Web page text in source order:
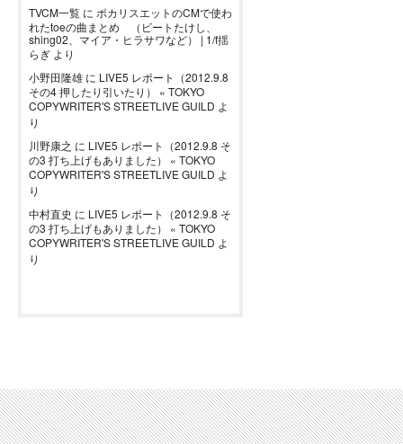
TVCM一覧 に ポカリスエットのCMで使わ
れたtoeの曲まとめ （ビートたけし、
shing02、マイア・ヒラサワなど） | 1/f揺
らぎ より
小野田隆雄 に LIVE5 レポート（2012.9.8
その4 押したり引いたり） « TOKYO
COPYWRITER'S STREETLIVE GUILD よ
り
川野康之 に LIVE5 レポート（2012.9.8 そ
の3 打ち上げもありました） « TOKYO
COPYWRITER'S STREETLIVE GUILD よ
り
中村直史 に LIVE5 レポート（2012.9.8 そ
の3 打ち上げもありました） « TOKYO
COPYWRITER'S STREETLIVE GUILD よ
り